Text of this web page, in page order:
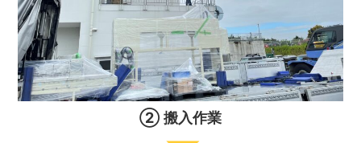
② 搬入作業